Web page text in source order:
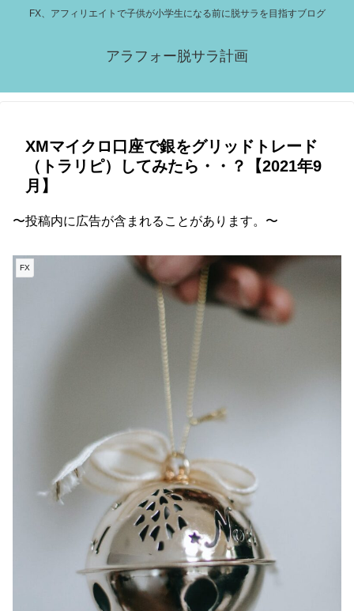
FX、アフィリエイトで子供が小学生になる前に脱サラを目指すブログ
アラフォー脱サラ計画
XMマイクロ口座で銀をグリッドトレード
（トラリピ）してみたら・・？【2021年9
月】
〜投稿内に広告が含まれることがあります。〜
FX